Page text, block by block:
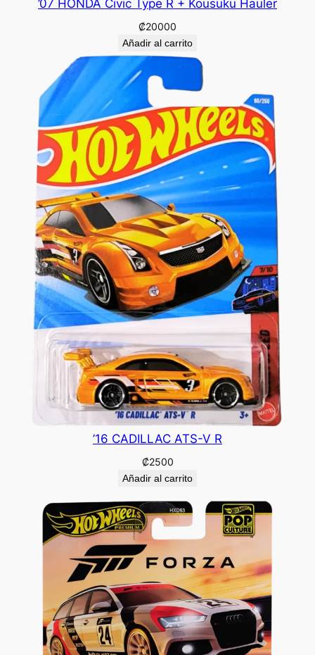
’07 HONDA Civic Type R + Kousuku Hauler
₡20000
Añadir al carrito
’16 CADILLAC ATS-V R
₡2500
Añadir al carrito